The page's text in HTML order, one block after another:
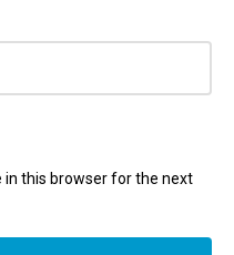
in this browser for the next